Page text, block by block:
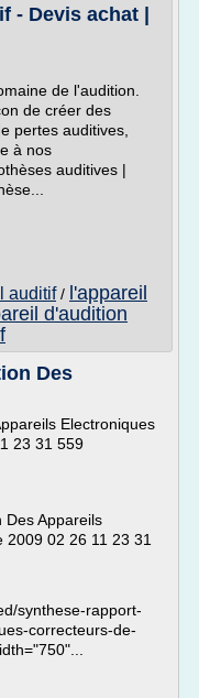
- Devis achat |
de l'audition.
de créer des
pertes auditives,
à nos
auditives |
auditif/ l'appareil
d'audition
Des
Electroniques
23 31 559
Des Appareils
2009 02 26 11 23 31
synthese-rapport-
correcteurs-de-